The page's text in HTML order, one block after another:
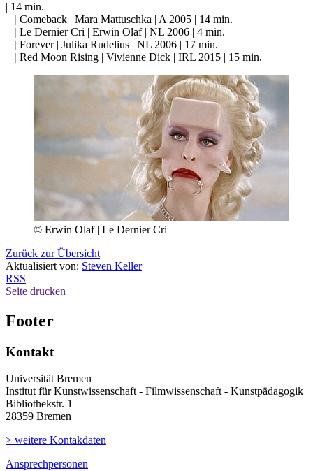
| 14 min.
| Comeback | Mara Mattuschka | A 2005 | 14 min.
| Le Dernier Cri | Erwin Olaf | NL 2006 | 4 min.
| Forever | Julika Rudelius | NL 2006 | 17 min.
| Red Moon Rising | Vivienne Dick | IRL 2015 | 15 min.
© Erwin Olaf | Le Dernier Cri
Zurück zur Übersicht
Aktualisiert von: Steven Keller
RSS
Seite drucken
Footer
Kontakt
Universität Bremen
Institut für Kunstwissenschaft - Filmwissenschaft - Kunstpädagogik
Bibliothekstr. 1
28359 Bremen
> weitere Kontakdaten
Ansprechpersonen